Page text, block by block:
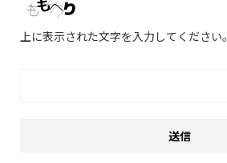
上に表示された文字を入力してください。